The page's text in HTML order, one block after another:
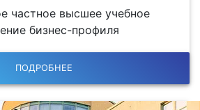
частное высшее учебное
бизнес-профиля
ПОДРОБНЕЕ